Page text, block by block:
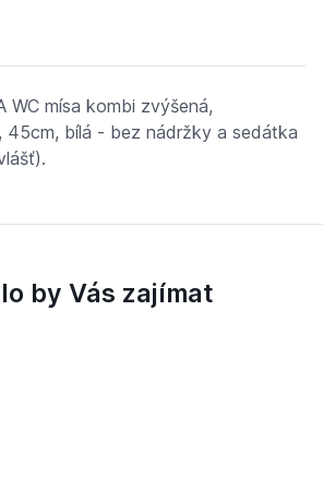
WC mísa kombi zvýšená,
bílá - bez nádržky a sedátka
by Vás zajímat